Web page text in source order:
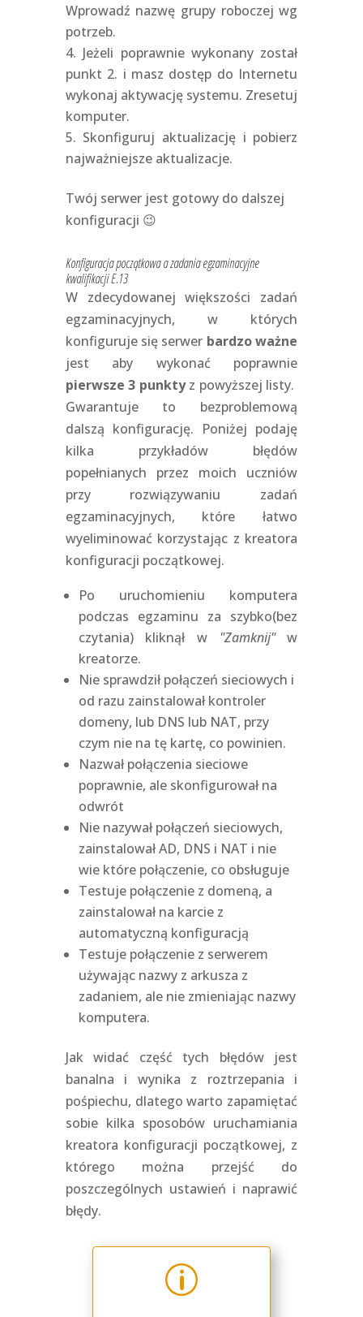
Wprowadź nazwę grupy roboczej wg
potrzeb.
Jeżeli poprawnie wykonany został
punkt 2. i masz dostęp do Internetu
wykonaj aktywację systemu. Zresetuj
komputer.
Skonfiguruj aktualizację i pobierz
najważniejsze aktualizacje.
Twój serwer jest gotowy do dalszej
konfiguracji 😉
Konfiguracja początkowa a zadania egzaminacyjne
kwalifikacji E.13
W zdecydowanej większości zadań
egzaminacyjnych, w których
konfiguruje się serwer bardzo ważne
jest aby wykonać poprawnie
pierwsze 3 punktyz powyższej listy.
Gwarantuje to bezproblemową
dalszą konfigurację. Poniżej podaję
kilka przykładów błędów
popełnianych przez moich uczniów
przy rozwiązywaniu zadań
egzaminacyjnych, które łatwo
wyeliminować korzystając z kreatora
konfiguracji początkowej.
Po uruchomieniu komputera
podczas egzaminu za szybko(bez
czytania) kliknął w "Zamknij"w
kreatorze.
Nie sprawdził połączeń sieciowych i
od razu zainstalował kontroler
domeny, lub DNS lub NAT, przy
czym nie na tę kartę, co powinien.
Nazwał połączenia sieciowe
poprawnie, ale skonfigurował na
odwrót
Nie nazywał połączeń sieciowych,
zainstalował AD, DNS i NAT i nie
wie które połączenie, co obsługuje
Testuje połączenie z domeną, a
zainstalował na karcie z
automatyczną konfiguracją
Testuje połączenie z serwerem
używając nazwy z arkusza z
zadaniem, ale nie zmieniając nazwy
komputera.
Jak widać część tych błędów jest
banalna i wynika z roztrzepania i
pośpiechu, dlatego warto zapamiętać
sobie kilka sposobów uruchamiania
kreatora konfiguracji początkowej, z
którego można przejść do
poszczególnych ustawień i naprawić
błędy.
p